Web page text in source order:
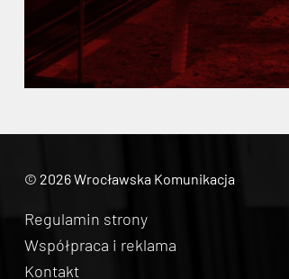
© 2026 Wrocławska Komunikacja
Regulamin strony
Współpraca i reklama
Kontakt